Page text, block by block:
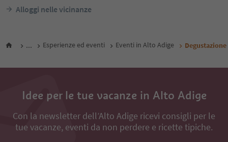
Alloggi nelle vicinanze
... Esperienze ed eventi Eventi in Alto Adige
Idee per le tue vacanze in Alto Adige
Con la newsletter dell’Alto Adige ricevi consigli per le
tue vacanze, eventi da non perdere e ricette tipiche.